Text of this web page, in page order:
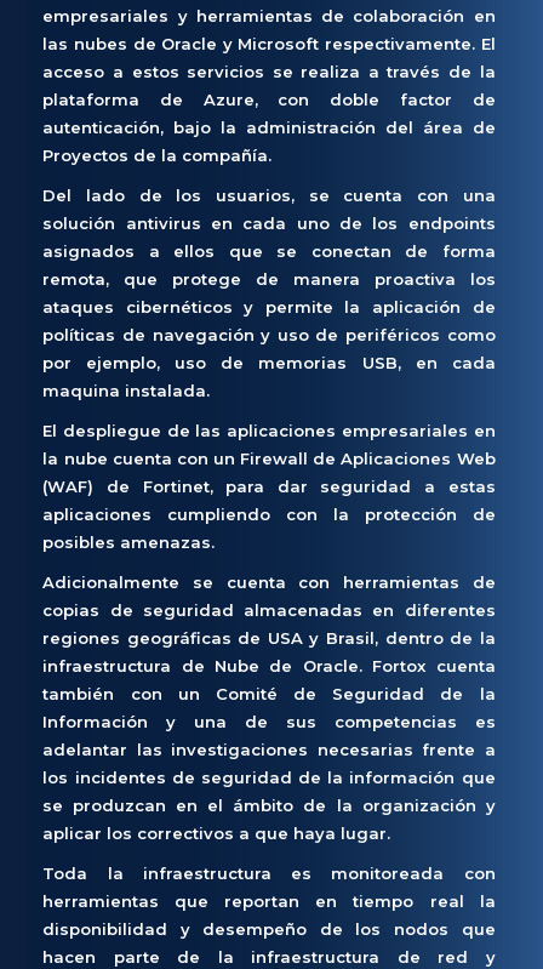
empresariales y herramientas de colaboración en
las nubes de Oracle y Microsoft respectivamente. El
acceso a estos servicios se realiza a través de la
plataforma de Azure, con doble factor de
autenticación, bajo la administración del área de
Proyectos de la compañía.
Del lado de los usuarios, se cuenta con una
solución antivirus en cada uno de los endpoints
asignados a ellos que se conectan de forma
remota, que protege de manera proactiva los
ataques cibernéticos y permite la aplicación de
políticas de navegación y uso de periféricos como
por ejemplo, uso de memorias USB, en cada
maquina instalada.
El despliegue de las aplicaciones empresariales en
la nube cuenta con un Firewall de Aplicaciones Web
(WAF) de Fortinet, para dar seguridad a estas
aplicaciones cumpliendo con la protección de
posibles amenazas.
Adicionalmente se cuenta con herramientas de
copias de seguridad almacenadas en diferentes
regiones geográficas de USA y Brasil, dentro de la
infraestructura de Nube de Oracle. Fortox cuenta
también con un Comité de Seguridad de la
Información y una de sus competencias es
adelantar las investigaciones necesarias frente a
los incidentes de seguridad de la información que
se produzcan en el ámbito de la organización y
aplicar los correctivos a que haya lugar.
Toda la infraestructura es monitoreada con
herramientas que reportan en tiempo real la
disponibilidad y desempeño de los nodos que
hacen parte de la infraestructura de red y